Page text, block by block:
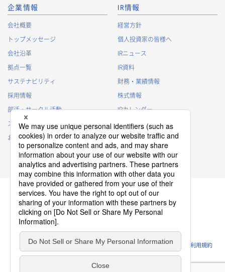
企業情報
会社概要
トップメッセージ
会社沿革
拠点一覧
サステナビリティ
採用情報
部活・サークル活動
スポンサー活動
お問い合わせ
IR情報
経営方針
個人投資家の皆様へ
IRニュース
IR資料
財務・業績情報
株式情報
IRカレンダー
IRに関するよくあるご質問
IRポリシー
免責事項
プライバシーポリシー
クッキーポリシー
ソーシャルメディアポリシー
ウェブサイトのご利用条件 利用規約